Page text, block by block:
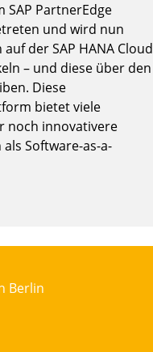
SAP PartnerEdge
und wird nun
der SAP HANA Cloud
– und diese über den
Diese
bietet viele
noch innovativere
Software-as-a-
Berlin